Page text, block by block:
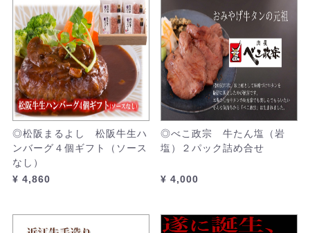
◎松阪まるよし 松阪牛生ハ
ンバーグ４個ギフト（ソース
なし）
¥ 4,860
◎べこ政宗 牛たん塩（岩
塩）２パック詰め合せ
¥ 4,000